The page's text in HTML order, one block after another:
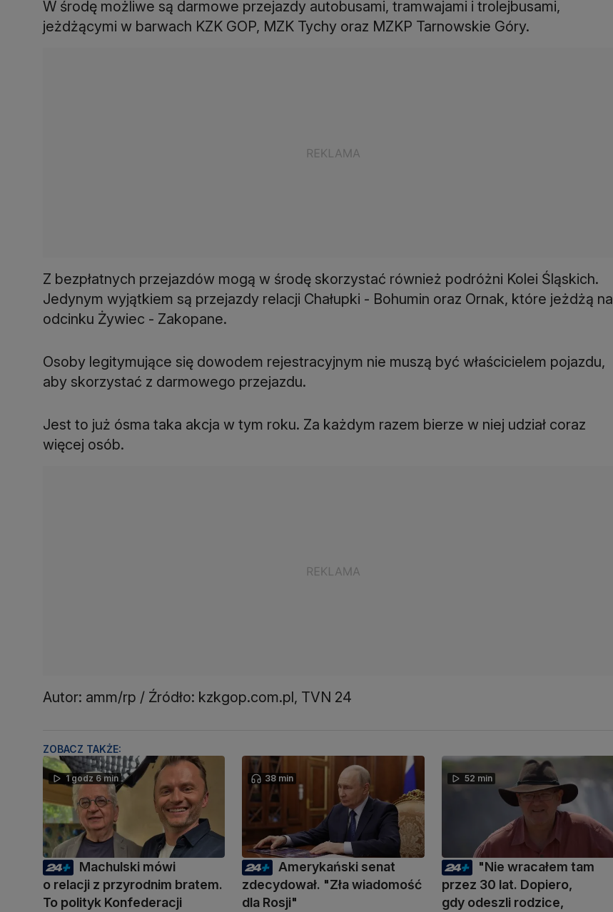
W środę możliwe są darmowe przejazdy autobusami, tramwajami i trolejbusami,
jeżdżącymi w barwach KZK GOP, MZK Tychy oraz MZKP Tarnowskie Góry.
Z bezpłatnych przejazdów mogą w środę skorzystać również podróżni Kolei Śląskich.
Jedynym wyjątkiem są przejazdy relacji Chałupki - Bohumin oraz Ornak, które jeżdżą na
odcinku Żywiec - Zakopane.
Osoby legitymujące się dowodem rejestracyjnym nie muszą być właścicielem pojazdu,
aby skorzystać z darmowego przejazdu.
Jest to już ósma taka akcja w tym roku. Za każdym razem bierze w niej udział coraz
więcej osób.
Autor: amm/rp / Źródło: kzkgop.com.pl, TVN 24
ZOBACZ TAKŻE:
1 godz 6 min
Machulski mówi
o relacji z przyrodnim bratem.
To polityk Konfederacji
38 min
Amerykański senat
zdecydował. "Zła wiadomość
dla Rosji"
52 min
"Nie wracałem tam
przez 30 lat. Dopiero,
gdy odeszli rodzice,